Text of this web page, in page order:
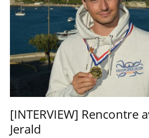
[INTERVIEW] Rencontre
Jerald